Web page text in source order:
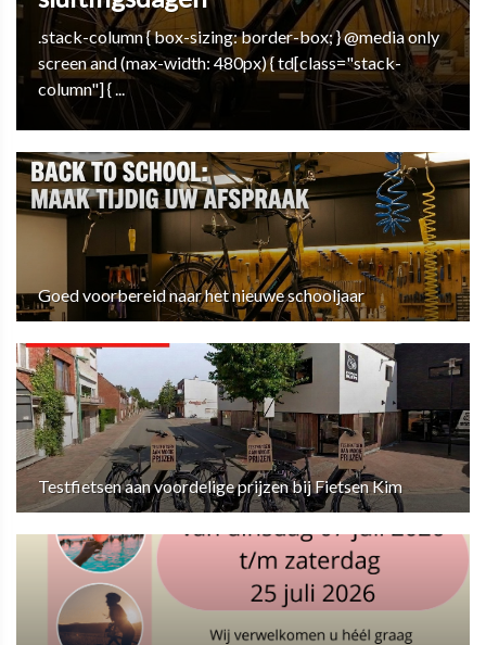
.stack-column { box-sizing: border-box; } @media only
screen and (max-width: 480px) { td[class="stack-
column"] { ...
Goed voorbereid naar het nieuwe schooljaar
Testfietsen aan voordelige prijzen bij Fietsen Kim